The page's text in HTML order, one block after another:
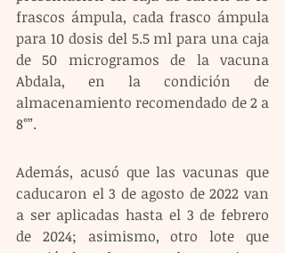
frascos ámpula, cada frasco ámpula
para 10 dosis del 5.5 ml para una caja
de 50 microgramos de la vacuna
Abdala, en la condición de
almacenamiento recomendado de 2 a
8°”.
Además, acusó que las vacunas que
caducaron el 3 de agosto de 2022 van
a ser aplicadas hasta el 3 de febrero
de 2024; asimismo, otro lote que